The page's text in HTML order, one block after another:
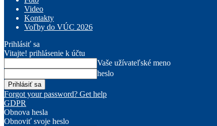
Video
Kontakty
Voľby do VÚC 2026
Prihlásiť sa
Vitajte! prihlásenie k účtu
Vaše užívateľské meno
heslo
Forgot your password? Get help
GDPR
Obnova hesla
Obnoviť svoje heslo